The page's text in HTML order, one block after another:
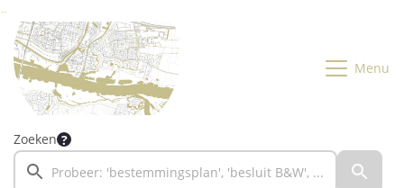
Ga naar de inhoud van deze pagina
Ga naar het zoeken
Ga naar het menu
Menu
Zoeken